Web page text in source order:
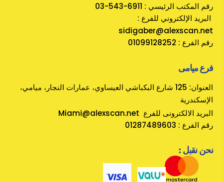
رقم المكتب الرئيسي : 6911-543-03
sidigaber@alexscan.net
رقم الفرع : 01099128252
فرع ميامى
العنوان: 125 شارع البكباشي العيساوي، عمارات النجار، ميامي،
الإسكندرية
Miami@alexscan.net البريد الالكترونى للفرع
رقم الفرع : 01287489603
: نحن نقبل